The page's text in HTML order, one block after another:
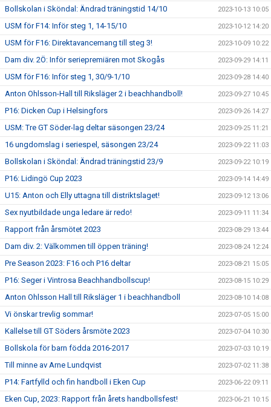
Bollskolan i Sköndal: Ändrad träningstid 14/10 2023-10-13 10:05
USM för F14: Inför steg 1, 14-15/10 2023-10-12 14:20
USM för F16: Direktavancemang till steg 3! 2023-10-09 10:22
Dam div. 2Ö: Inför seriepremiären mot Skogås 2023-09-29 14:11
USM för F16: Inför steg 1, 30/9-1/10 2023-09-28 14:40
Anton Ohlsson-Hall till Riksläger 2 i beachhandboll! 2023-09-27 10:45
P16: Dicken Cup i Helsingfors 2023-09-26 14:27
USM: Tre GT Söder-lag deltar säsongen 23/24 2023-09-25 11:21
16 ungdomslag i seriespel, säsongen 23/24 2023-09-22 11:03
Bollskolan i Sköndal: Ändrad träningstid 23/9 2023-09-22 10:19
P16: Lidingö Cup 2023 2023-09-14 14:49
U15: Anton och Elly uttagna till distriktslaget! 2023-09-12 13:06
Sex nyutbildade unga ledare är redo! 2023-09-11 11:34
Rapport från årsmötet 2023 2023-08-29 13:44
Dam div. 2: Välkommen till öppen träning! 2023-08-24 12:24
Pre Season 2023: F16 och P16 deltar 2023-08-21 15:05
P16: Seger i Vintrosa Beachhandbollscup! 2023-08-15 10:29
Anton Ohlsson Hall till Riksläger 1 i beachhandboll 2023-08-10 14:08
Vi önskar trevlig sommar! 2023-07-05 15:00
Kallelse till GT Söders årsmöte 2023 2023-07-04 10:30
Bollskola för barn födda 2016-2017 2023-07-03 10:19
Till minne av Arne Lundqvist 2023-07-02 11:38
P14: Fartfylld och fin handboll i Eken Cup 2023-06-22 09:11
Eken Cup, 2023: Rapport från årets handbollsfest! 2023-06-21 10:15